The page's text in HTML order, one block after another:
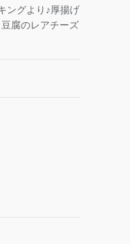
ングより♪厚揚げ
腐のレアチーズ